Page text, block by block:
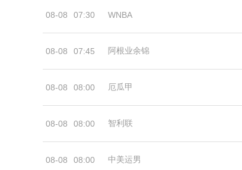
08-08 07:30 WNBA
08-08 07:45 阿根业余锦
08-08 08:00 厄瓜甲
08-08 08:00 智利联
08-08 08:00 中美运男